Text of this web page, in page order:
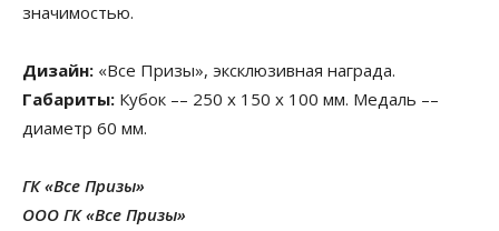
значимостью.
Дизайн: «Все Призы», эксклюзивная награда.
Габариты: Кубок –– 250 х 150 х 100 мм. Медаль ––
диаметр 60 мм.
ГК «Все Призы»
ООО ГК «Все Призы»